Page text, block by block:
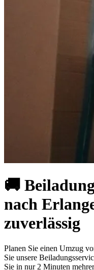
🚚
nach
zuverlässig
Planen Sie einen Umzug
Sie unsere
Sie in nur 2 Minuten